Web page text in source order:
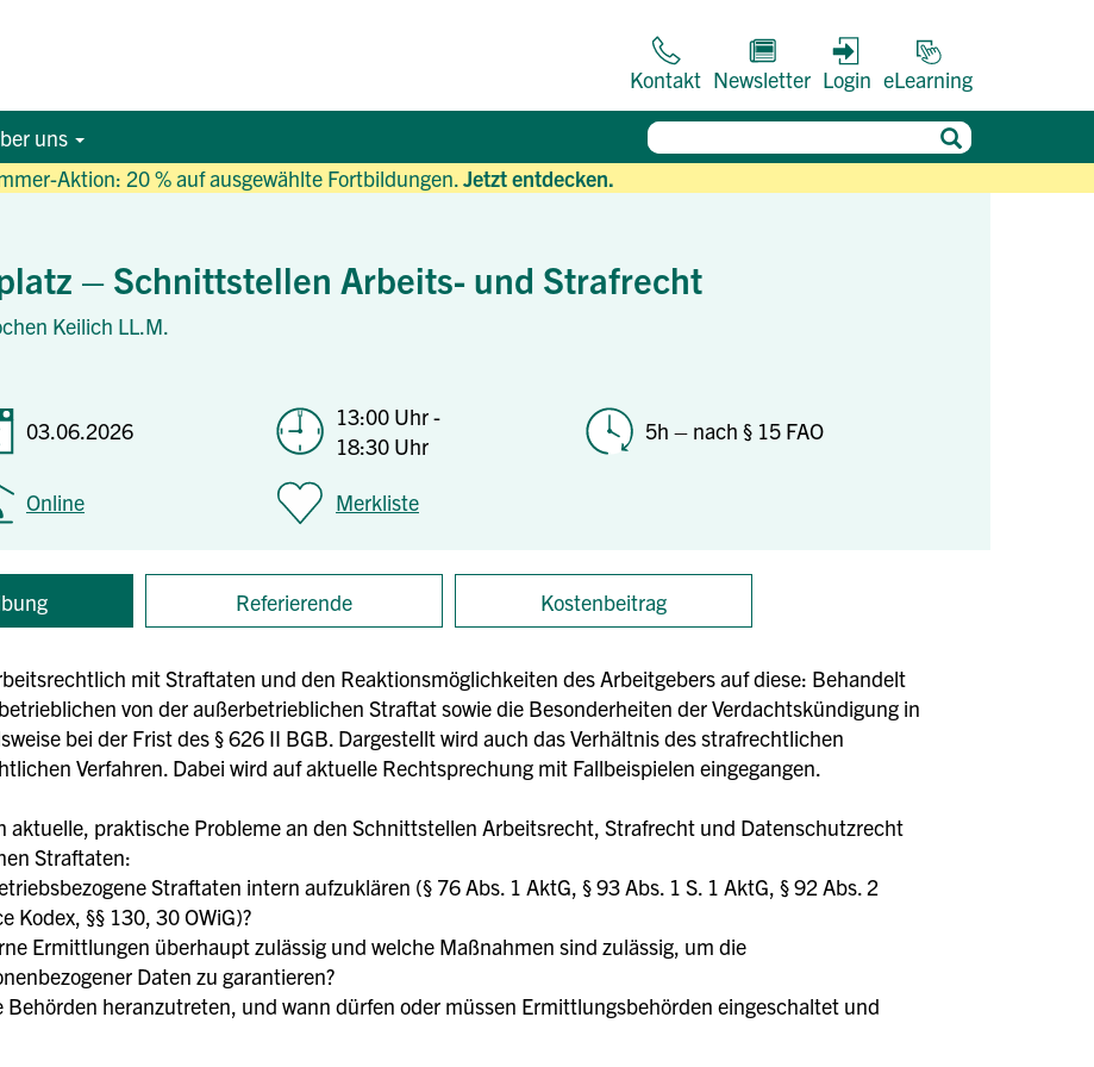
Aktion: 20 % auf ausgewählte Fortbildungen.Jetzt entdecken.
Kontakt Newsletter Login eLearning
uns
– Schnittstellen Arbeits- und Strafrecht
Keilich LL.M.
03.06.2026
13:00 Uhr -
18:30 Uhr
5h – nach § 15 FAO
Online Merkliste
Referierende Kostenbeitrag
mit Straftaten und den Reaktionsmöglichkeiten des Arbeitgebers auf diese: Behandelt
von der außerbetrieblichen Straftat sowie die Besonderheiten der Verdachtskündigung in
bei der Frist des § 626 II BGB. Dargestellt wird auch das Verhältnis des strafrechtlichen
Verfahren. Dabei wird auf aktuelle Rechtsprechung mit Fallbeispielen eingegangen.
aktuelle, praktische Probleme an den Schnittstellen Arbeitsrecht, Strafrecht und Datenschutzrecht
Straftaten:
Straftaten intern aufzuklären (§ 76 Abs. 1 AktG, § 93 Abs. 1 S. 1 AktG, § 92 Abs. 2
Kodex, §§ 130, 30 OWiG)?
Ermittlungen überhaupt zulässig und welche Maßnahmen sind zulässig, um die
Daten zu garantieren?
Behörden heranzutreten, und wann dürfen oder müssen Ermittlungsbehörden eingeschaltet und